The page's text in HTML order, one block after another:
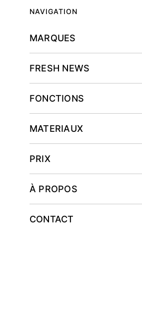
NAVIGATION
MARQUES
FRESH NEWS
FONCTIONS
MATERIAUX
PRIX
À PROPOS
CONTACT